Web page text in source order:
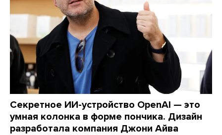
Секретное ИИ-устройство OpenAI — это
умная колонка в форме пончика. Дизайн
разработала компания Джони Айва